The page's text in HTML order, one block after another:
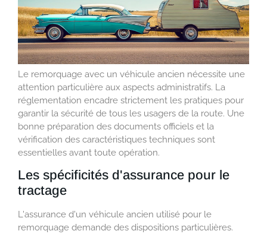
Le remorquage avec un véhicule ancien nécessite une
attention particulière aux aspects administratifs. La
réglementation encadre strictement les pratiques pour
garantir la sécurité de tous les usagers de la route. Une
bonne préparation des documents officiels et la
vérification des caractéristiques techniques sont
essentielles avant toute opération.
Les spécificités d'assurance pour le
tractage
L'assurance d'un véhicule ancien utilisé pour le
remorquage demande des dispositions particulières.